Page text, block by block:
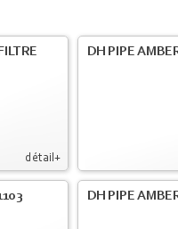
détail+
DH PIPE
DH PIPE